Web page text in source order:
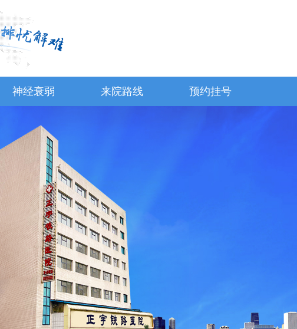
神经衰弱 来院路线 预约挂号